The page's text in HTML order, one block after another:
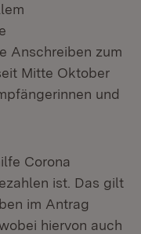
Anschreiben zum
Mitte Oktober
und
Corona
ist. Das gilt
im Antrag
hiervon auch